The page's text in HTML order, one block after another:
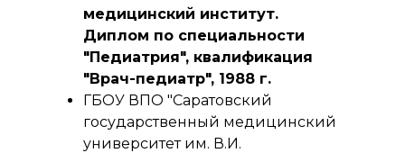
медицинский институт.
Диплом по специальности
"Педиатрия", квалификация
"Врач-педиатр", 1988 г.
ГБОУ ВПО "Саратовский
государственный медицинский
университет им. В.И.